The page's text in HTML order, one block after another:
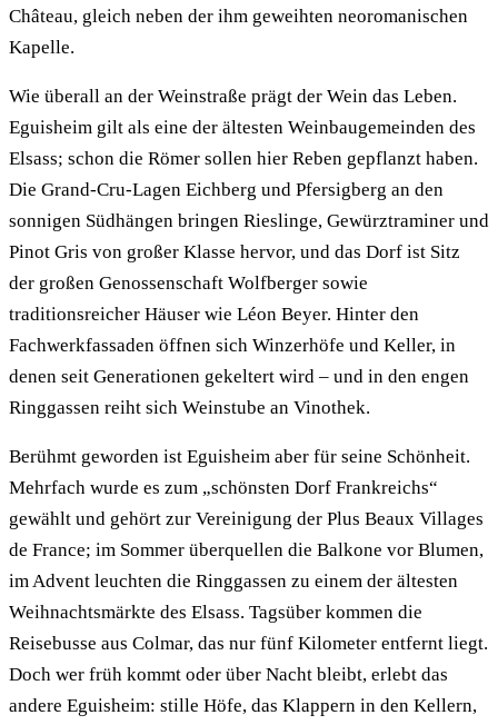
Château, gleich neben der ihm geweihten neoromanischen
Kapelle.
Wie überall an der Weinstraße prägt der Wein das Leben.
Eguisheim gilt als eine der ältesten Weinbaugemeinden des
Elsass; schon die Römer sollen hier Reben gepflanzt haben.
Die Grand-Cru-Lagen Eichberg und Pfersigberg an den
sonnigen Südhängen bringen Rieslinge, Gewürztraminer und
Pinot Gris von großer Klasse hervor, und das Dorf ist Sitz
der großen Genossenschaft Wolfberger sowie
traditionsreicher Häuser wie Léon Beyer. Hinter den
Fachwerkfassaden öffnen sich Winzerhöfe und Keller, in
denen seit Generationen gekeltert wird – und in den engen
Ringgassen reiht sich Weinstube an Vinothek.
Berühmt geworden ist Eguisheim aber für seine Schönheit.
Mehrfach wurde es zum „schönsten Dorf Frankreichs“
gewählt und gehört zur Vereinigung der Plus Beaux Villages
de France; im Sommer überquellen die Balkone vor Blumen,
im Advent leuchten die Ringgassen zu einem der ältesten
Weihnachtsmärkte des Elsass. Tagsüber kommen die
Reisebusse aus Colmar, das nur fünf Kilometer entfernt liegt.
Doch wer früh kommt oder über Nacht bleibt, erlebt das
andere Eguisheim: stille Höfe, das Klappern in den Kellern,